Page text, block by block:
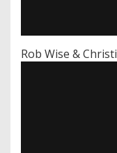
Rob Wise &